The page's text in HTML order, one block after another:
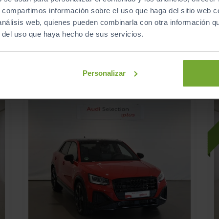
información sobre el uso que haga del sitio web
web, quienes pueden combinarla con otra información
uso que haya hecho de sus servicios.
Personalizar
€
22.050 km
2025
Automático
428
€/mes